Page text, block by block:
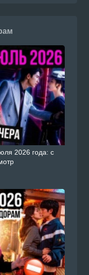
2026 года: с